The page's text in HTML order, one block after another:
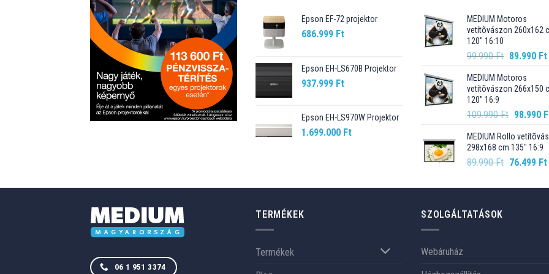
Epson EF-72 projektor
686.999 Ft
Epson EH-LS670B Projektor
937.999 Ft
Epson EH-LS970W Projektor
1.699.000 Ft
MEDIUM Motoros
vetítõvászon 260x162
120" 16:10
99.990Ft Original
was:
99.990 Ft.
89.990 Ft
MEDIUM Motoros
vetítõvászon 266x150
120" 16:9
109.990Ft Original
was:
109.990
98.990
MEDIUM Rollo
298x168 cm 135" 16:9
89.990Ft Original
was:
76.499 Ft
06 1 951 3374
TERMÉKEK
Termékek
SZOLGÁLTATÁSOK
Webáruház